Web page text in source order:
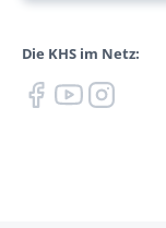
Die KHS im Netz: